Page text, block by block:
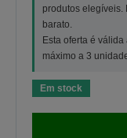
produtos elegíveis.
barato.
Esta oferta é
máximo a 3
Em stock